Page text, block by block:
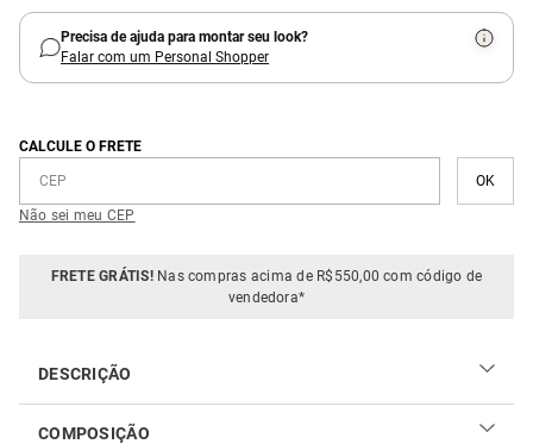
Precisa de ajuda para montar seu look?
Falar com um Personal Shopper
CALCULE O FRETE
Não sei meu CEP
FRETE GRÁTIS!Nas compras acima de R$550,00 com código de
vendedora*
DESCRIÇÃO
COMPOSIÇÃO